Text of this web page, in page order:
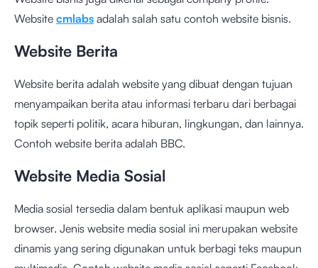
Website cmlabs adalah salah satu contoh website bisnis.
Website Berita
Website berita adalah website yang dibuat dengan tujuan
menyampaikan berita atau informasi terbaru dari berbagai
topik seperti politik, acara hiburan, lingkungan, dan lainnya.
Contoh website berita adalah BBC.
Website Media Sosial
Media sosial tersedia dalam bentuk aplikasi maupun web
browser. Jenis website media sosial ini merupakan website
dinamis yang sering digunakan untuk berbagi teks maupun